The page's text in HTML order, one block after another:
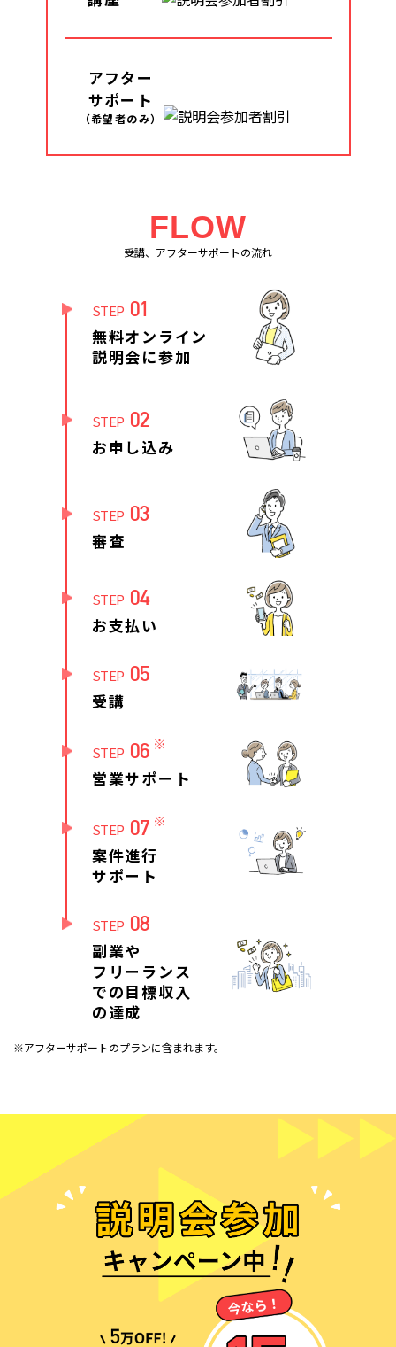
アフター
サポート
（希望者のみ）
FLOW
受講、アフターサポートの流れ
STEP 01
無料オンライン
説明会に参加
STEP 02
お申し込み
STEP 03
審査
STEP 04
お支払い
STEP 05
受講
STEP 06 ※
営業サポート
STEP 07 ※
案件進行
サポート
STEP 08
副業や
フリーランス
での目標収入
の達成
※アフターサポートのプランに含まれます。